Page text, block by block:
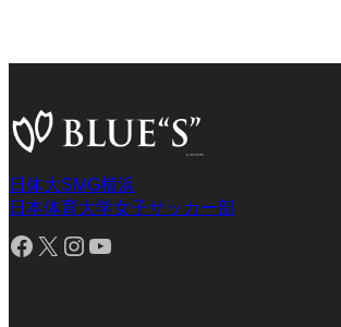
日体大SMG横浜
日本体育大学女子サッカー部
Facebook X Instagram YouTube